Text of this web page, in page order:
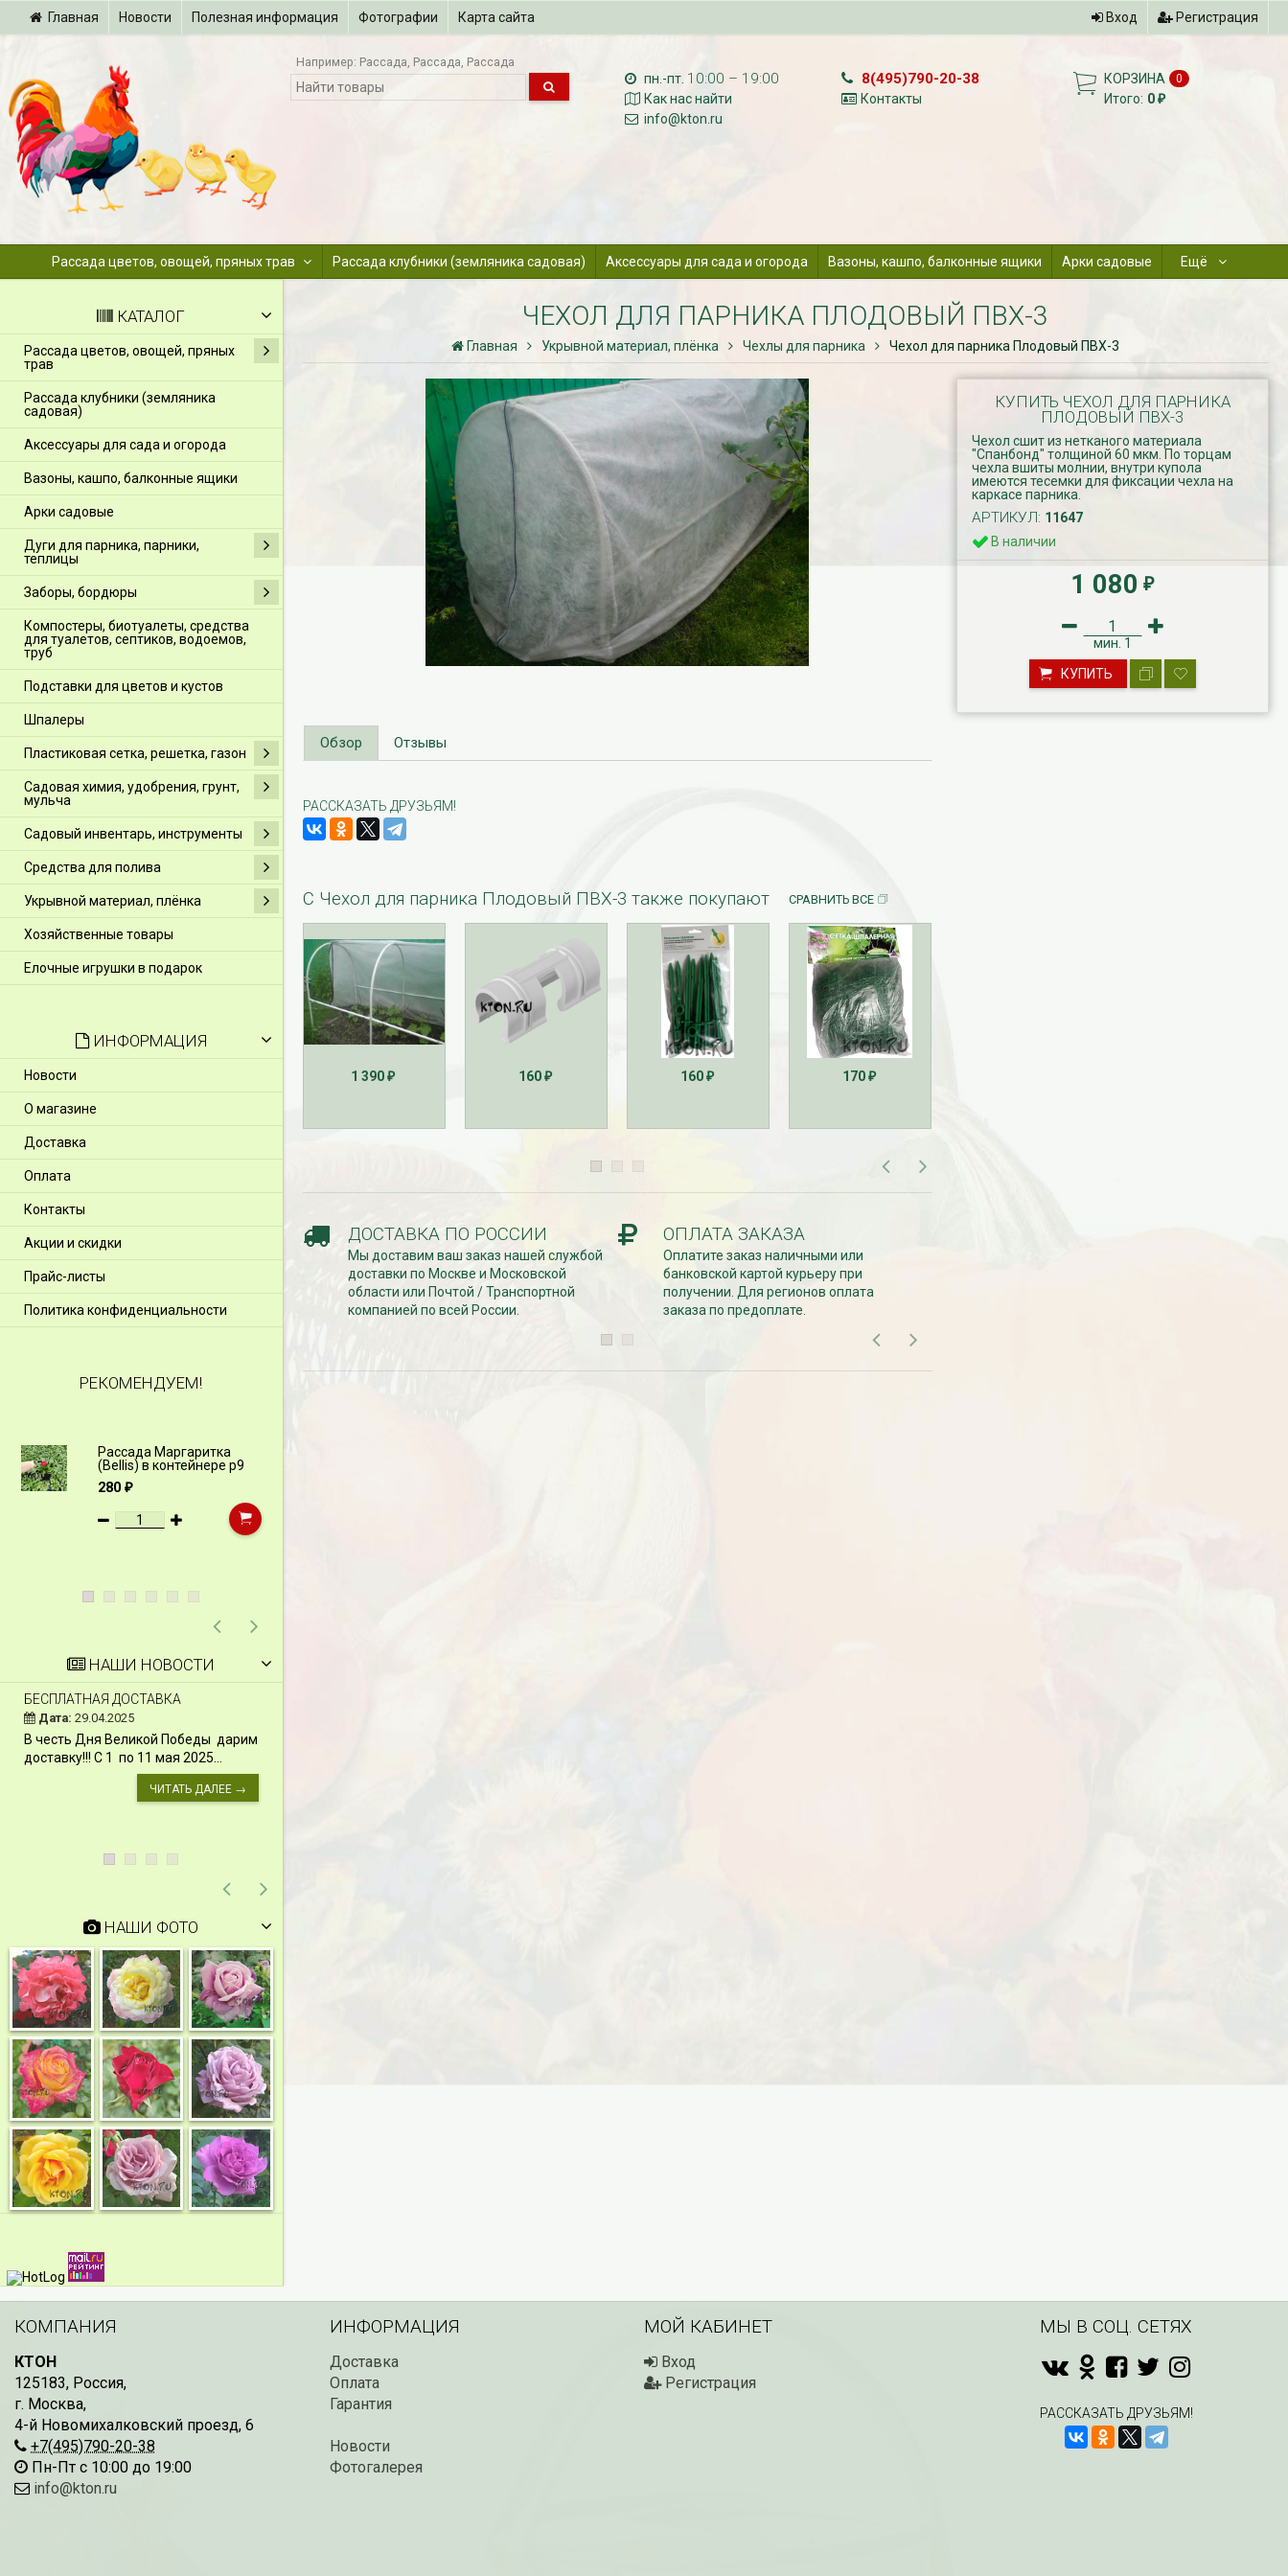
Главная Новости Полезная информация Фотографии Карта сайта Вход Регистрация
Например: Рассада Рассада Рассада
пн.-пт. 10:00 – 19:00
Как нас найти
info@kton.ru
8(495)790-20-38
Контакты
КОРЗИНА 0
Итого: 0₽
Рассада цветов, овощей, пряных трав Рассада клубники (земляника садовая) Аксессуары для сада и огорода Вазоны, кашпо, балконные ящики Арки садовые Ещё
КАТАЛОГ
Рассада цветов, овощей, пряных
трав
Рассада клубники (земляника
садовая)
Аксессуары для сада и огорода
Вазоны, кашпо, балконные ящики
Арки садовые
Дуги для парника, парники,
теплицы
Заборы, бордюры
Компостеры, биотуалеты, средства
для туалетов, септиков, водоемов,
труб
Подставки для цветов и кустов
Шпалеры
Пластиковая сетка, решетка, газон
Садовая химия, удобрения, грунт,
мульча
Садовый инвентарь, инструменты
Средства для полива
Укрывной материал, плёнка
Хозяйственные товары
Елочные игрушки в подарок
ИНФОРМАЦИЯ
Новости
О магазине
Доставка
Оплата
Контакты
Акции и скидки
Прайс-листы
Политика конфиденциальности
РЕКОМЕНДУЕМ!
Рассада Маргаритка
(Bellis) в контейнере p9
280₽
НАШИ НОВОСТИ
БЕСПЛАТНАЯ ДОСТАВКА
Дата: 29.04.2025
В честь Дня Великой Победы дарим
доставку!!! С 1 по 11 мая 2025...
ЧИТАТЬ ДАЛЕЕ →
НАШИ ФОТО
ЧЕХОЛ ДЛЯ ПАРНИКА ПЛОДОВЫЙ ПВХ-3
Главная Укрывной материал, плёнка Чехлы для парника Чехол для парника Плодовый ПВХ-3
КУПИТЬ ЧЕХОЛ ДЛЯ ПАРНИКА
ПЛОДОВЫЙ ПВХ-3
Чехол сшит из нетканого материала
"Спанбонд" толщиной 60 мкм. По торцам
чехла вшиты молнии, внутри купола
имеются тесемки для фиксации чехла на
каркасе парника.
АРТИКУЛ: 11647
В наличии
1 080 ₽
мин. 1
КУПИТЬ
Обзор Отзывы
РАССКАЗАТЬ ДРУЗЬЯМ!
С Чехол для парника Плодовый ПВХ-3 также покупают СРАВНИТЬ ВСЕ
1 390₽ 160 ₽ 160 ₽ 170 ₽
ДОСТАВКА ПО РОССИИ
Мы доставим ваш заказ нашей службой
доставки по Москве и Московской
области или Почтой / Транспортной
компанией по всей России.
ОПЛАТА ЗАКАЗА
Оплатите заказ наличными или
банковской картой курьеру при
получении. Для регионов оплата
заказа по предоплате.
КОМПАНИЯ
КТОН
125183, Россия,
г. Москва,
4-й Новомихалковский проезд, 6
+7(495)790-20-38
Пн-Пт с 10:00 до 19:00
info@kton.ru
ИНФОРМАЦИЯ
Доставка
Оплата
Гарантия
Новости
Фотогалерея
МОЙ КАБИНЕТ
Вход
Регистрация
МЫ В СОЦ. СЕТЯХ
РАССКАЗАТЬ ДРУЗЬЯМ!